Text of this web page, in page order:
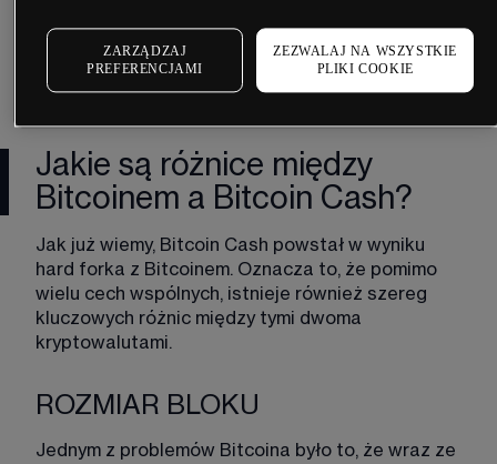
środek promowania wolności gospodarczej. Od
tego czasu wspiera Bitcoin Cash faworyzując
niższe koszty i krótszy czas transakcji.
Jakie są różnice między
Bitcoinem a Bitcoin Cash?
Jak już wiemy, Bitcoin Cash powstał w wyniku
hard forka z Bitcoinem. Oznacza to, że pomimo
wielu cech wspólnych, istnieje również szereg
kluczowych różnic między tymi dwoma
kryptowalutami.
ROZMIAR BLOKU
Jednym z problemów Bitcoina było to, że wraz ze
ZARZĄDZAJ
PREFERENCJAMI
ZEZWALAJ NA WSZYSTKIE
PLIKI COOKIE